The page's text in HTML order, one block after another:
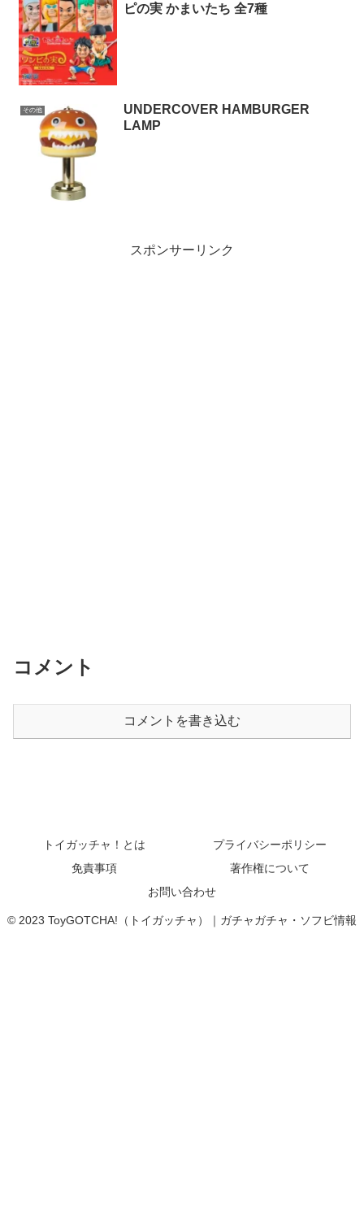
ピの実 かまいたち 全7種
その他
UNDERCOVER HAMBURGER
LAMP
スポンサーリンク
コメント
コメントを書き込む
トイガッチャ！とは
プライバシーポリシー
免責事項
著作権について
お問い合わせ
© 2023 ToyGOTCHA!（トイガッチャ）｜ガチャガチャ・ソフビ情報